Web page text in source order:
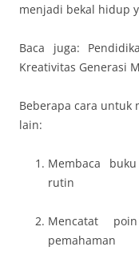
menjadi bekal hidup
Baca juga:
Kreativitas Generasi
Beberapa cara untuk
lain:
Membaca
rutin
Mencatat
pemahaman